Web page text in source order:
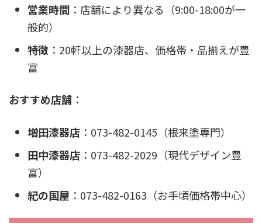
営業時間 ：店舗により異なる（9:00-18:00が一
般的）
特徴 ：20軒以上の漆器店、価格帯・品揃えが豊
富
おすすめ店舗 ：
増田漆器店 ：073-482-0145（根来塗専門）
田中漆器店 ：073-482-2029（現代デザイン豊
富）
紀の国屋 ：073-482-0163（お手頃価格帯中心）